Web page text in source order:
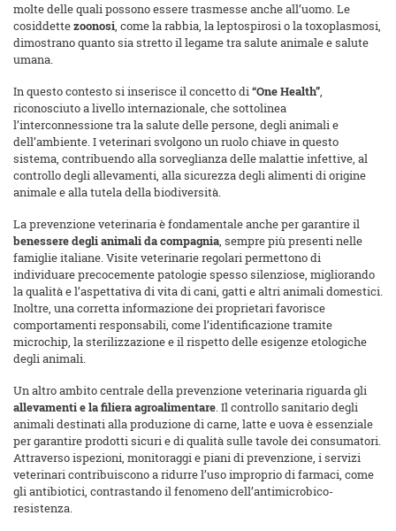
molte delle quali possono essere trasmesse anche all’uomo. Le
cosiddettezoonosi, come la rabbia, la leptospirosi o la toxoplasmosi,
dimostrano quanto sia stretto il legame tra salute animale e salute
umana.
In questo contesto si inserisce il concetto di“One Health”,
riconosciuto a livello internazionale, che sottolinea
l’interconnessione tra la salute delle persone, degli animali e
dell’ambiente. I veterinari svolgono un ruolo chiave in questo
sistema, contribuendo alla sorveglianza delle malattie infettive, al
controllo degli allevamenti, alla sicurezza degli alimenti di origine
animale e alla tutela della biodiversità.
La prevenzione veterinaria è fondamentale anche per garantire il
benessere degli animali da compagnia, sempre più presenti nelle
famiglie italiane. Visite veterinarie regolari permettono di
individuare precocemente patologie spesso silenziose, migliorando
la qualità e l’aspettativa di vita di cani, gatti e altri animali domestici.
Inoltre, una corretta informazione dei proprietari favorisce
comportamenti responsabili, come l’identificazione tramite
microchip, la sterilizzazione e il rispetto delle esigenze etologiche
degli animali.
Un altro ambito centrale della prevenzione veterinaria riguarda gli
allevamenti e la filiera agroalimentare. Il controllo sanitario degli
animali destinati alla produzione di carne, latte e uova è essenziale
per garantire prodotti sicuri e di qualità sulle tavole dei consumatori.
Attraverso ispezioni, monitoraggi e piani di prevenzione, i servizi
veterinari contribuiscono a ridurre l’uso improprio di farmaci, come
gli antibiotici, contrastando il fenomeno dell’antimicrobico-
resistenza.